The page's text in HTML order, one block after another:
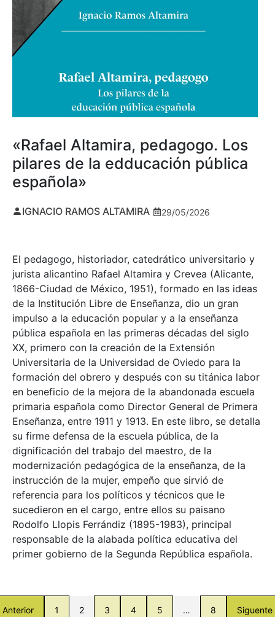
«Rafael Altamira, pedagogo. Los
pilares de la edducación pública
española»
IGNACIO RAMOS ALTAMIRA 29/05/2026
El pedagogo, historiador, catedrático universitario y
jurista alicantino Rafael Altamira y Crevea (Alicante,
1866-Ciudad de México, 1951), formado en las ideas
de la Institución Libre de Enseñanza, dio un gran
impulso a la educación popular y a la enseñanza
pública española en las primeras décadas del siglo
XX, primero con la creación de la Extensión
Universitaria de la Universidad de Oviedo para la
formación del obrero y después con su titánica labor
en beneficio de la mejora de la abandonada escuela
primaria española como Director General de Primera
Enseñanza, entre 1911 y 1913. En este libro, se detalla
su firme defensa de la escuela pública, de la
dignificación del trabajo del maestro, de la
modernización pedagógica de la enseñanza, de la
instrucción de la mujer, empeño que sirvió de
referencia para los políticos y técnicos que le
sucedieron en el cargo, entre ellos su paisano
Rodolfo Llopis Ferrándiz (1895-1983), principal
responsable de la alabada política educativa del
primer gobierno de la Segunda República española.
Anterior 1 2 3 4 5 … 8 Siguente